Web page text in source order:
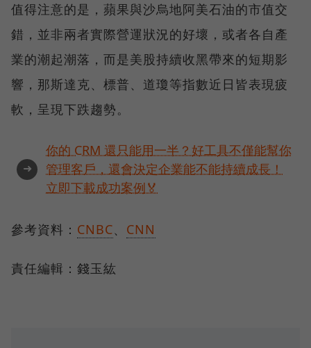
值得注意的是，蘋果與沙烏地阿美石油的市值交
錯，並非兩者實際營運狀況的好壞，或者各自產
業的潮起潮落，而是美股持續收黑帶來的短期影
響，那斯達克、標普、道瓊等指數近日皆表現疲
軟，呈現下跌趨勢。
➜
你的 CRM 還只能用一半？好工具不僅能幫你
管理客戶，還會決定企業能不能持續成長！
立即下載成功案例🏅
參考資料： CNBC、 CNN
責任編輯：錢玉紘